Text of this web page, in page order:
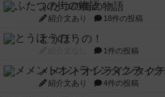
ふたつの街の物語
紹介文あり 18件の投稿
とうほうの！
1件の投稿
メメントオンラインタク
紹介文あり 4件の投稿